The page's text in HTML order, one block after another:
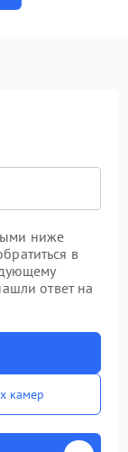
ниже
в
ответ на
камер